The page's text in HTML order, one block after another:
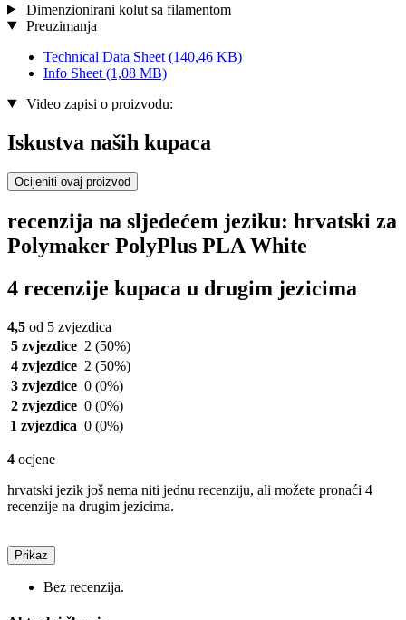
Dimenzionirani kolut sa filamentom
Preuzimanja
Technical Data Sheet (140,46 KB)
Info Sheet (1,08 MB)
Video zapisi o proizvodu:
Iskustva naših kupaca
Ocijeniti ovaj proizvod
recenzija na sljedećem jeziku: hrvatski za
Polymaker PolyPlus PLA White
4 recenzije kupaca u drugim jezicima
4,5 od 5 zvjezdica
5 zvjezdice 2 (50%)
4 zvjezdice 2 (50%)
3 zvjezdice 0 (0%)
2 zvjezdice 0 (0%)
1 zvjezdica 0 (0%)
4 ocjene
hrvatski jezik još nema niti jednu recenziju, ali možete pronaći 4
recenzije na drugim jezicima.
Prikaz
Bez recenzija.